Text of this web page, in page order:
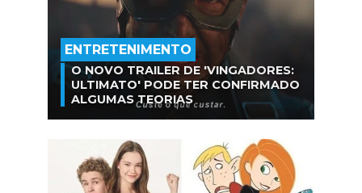
ENTRETENIMENTO
O NOVO TRAILER DE 'VINGADORES:
ULTIMATO' PODE TER CONFIRMADO
ALGUMAS TEORIAS